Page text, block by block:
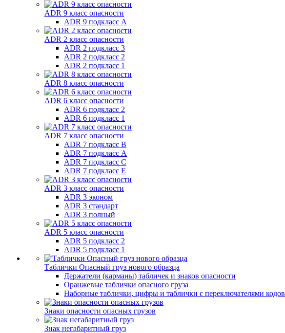
ADR 9 класс опасности
ADR 9 подкласс A
ADR 2 класс опасности
ADR 2 подкласс 3
ADR 2 подкласс 2
ADR 2 подкласс 1
ADR 8 класс опасности
ADR 6 класс опасности
ADR 6 подкласс 2
ADR 6 подкласс 1
ADR 7 класс опасности
ADR 7 подкласс B
ADR 7 подкласс A
ADR 7 подкласс C
ADR 7 подкласс E
ADR 3 класс опасности
ADR 3 эконом
ADR 3 стандарт
ADR 3 полный
ADR 5 класс опасности
ADR 5 подкласс 2
ADR 5 подкласс 1
Таблички Опасный груз нового образца
Держатели (карманы) табличек и знаков опасности
Оранжевые таблички опасного груза
Наборные таблички, цифры и таблички с переключателями кодов
Знаки опасности опасных грузов
Знак негабаритный груз